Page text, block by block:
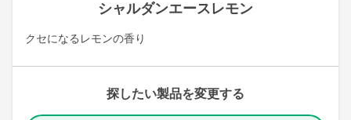
シャルダンエースレモン
クセになるレモンの香り
探したい製品を変更する